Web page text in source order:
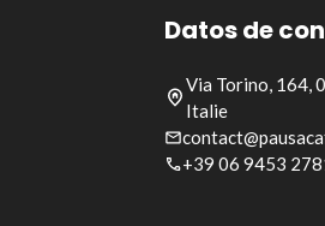
Datos de
Via Torino, 164,
Italie
+39 06 9453